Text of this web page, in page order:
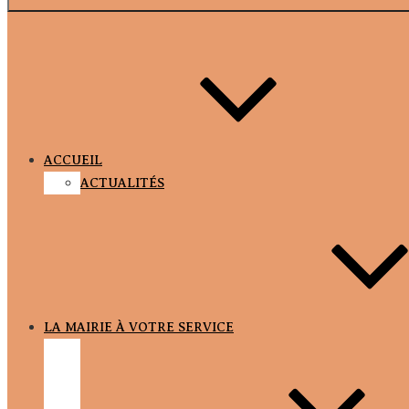
ACCUEIL
ACTUALITÉS
LA MAIRIE À VOTRE SERVICE